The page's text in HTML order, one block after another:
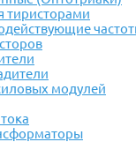
тиристорами
модулей